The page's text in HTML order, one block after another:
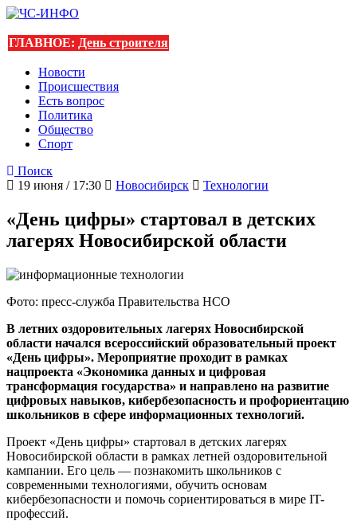
ГЛАВНОЕ: День строителя
Новости
Происшествия
Есть вопрос
Политика
Общество
Спорт
Поиск
19 июня / 17:30
Новосибирск Технологии
«День цифры» стартовал в детских
лагерях Новосибирской области
Фото: пресс-служба Правительства НСО
В летних оздоровительных лагерях Новосибирской
области начался всероссийский образовательный проект
«День цифры». Мероприятие проходит в рамках
нацпроекта «Экономика данных и цифровая
трансформация государства» и направлено на развитие
цифровых навыков, кибербезопасность и профориентацию
школьников в сфере информационных технологий.
Проект «День цифры» стартовал в детских лагерях
Новосибирской области в рамках летней оздоровительной
кампании. Его цель — познакомить школьников с
современными технологиями, обучить основам
кибербезопасности и помочь сориентироваться в мире IT-
профессий.